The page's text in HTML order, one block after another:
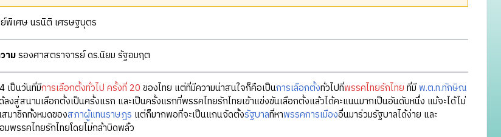
พิเศษ นรนิติ เศรษฐบุตร
ามรองศาสตราจารย์ ดร.นิยม รัฐอมฤต
เป็นวันที่มีการเลือกตั้งทั่วไป ครั้งที่ 20 ของไทย แต่ที่มีความน่าสนใจก็คือเป็นการเลือกตั้งทั่วไปที่พรรคไทยรักไทย ที่มี พ.ต.ท.ทักษิณ
ลงสู่สนามเลือกตั้งเป็นครั้งแรก และเป็นครั้งแรกที่พรรคไทยรักไทยเข้าแข่งขันเลือกตั้งแล้วได้คะแนนมากเป็นอันดับหนึ่ง แม้จะได้ไม่
มาชิกทั้งหมดของสภาผู้แทนราษฎร แต่ก็มากพอที่จะเป็นแกนจัดตั้งรัฐบาลที่หาพรรคการเมืองอื่นมาร่วมรัฐบาลได้ง่าย และ
พรรคไทยรักไทยโดยไม่กล้าบิดพลิ้ว